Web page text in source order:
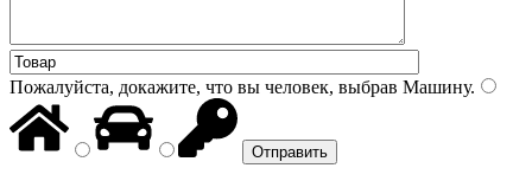
Пожалуйста, докажите, что вы человек, выбрав Машину.